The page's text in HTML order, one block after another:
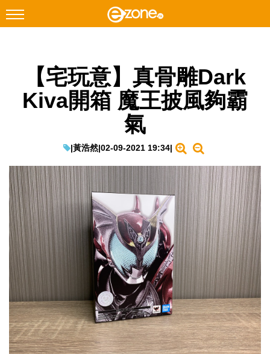
Facebook Instagram
科技焦點
教學評測
EduTech
IT Times
生成式AI與雲端應用
Enterprise Digital Transformation
特集
【宅玩意】真骨雕Dark
Kiva開箱 魔王披風夠霸
氣
|黃浩然|02-09-2021 19:34|